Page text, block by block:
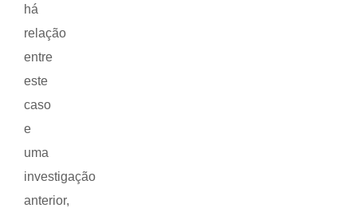
há
relação
entre
este
caso
e
uma
investigação
anterior,